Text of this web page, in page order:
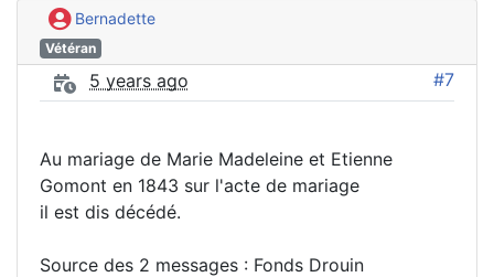
Bernadette
Vétéran
5 years ago #7
Au mariage de Marie Madeleine et Etienne
Gomont en 1843 sur l'acte de mariage
il est dis décédé.
Source des 2 messages : Fonds Drouin